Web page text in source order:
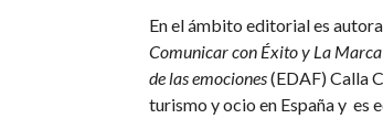
En el ámbito editorial es
Comunicar con Éxito y La
de las emociones(EDAF) Calla
turismo y ocio en España y es